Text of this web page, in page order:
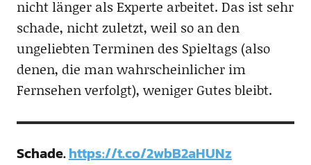
nicht länger als Experte arbeitet. Das ist sehr
schade, nicht zuletzt, weil so an den
ungeliebten Terminen des Spieltags (also
denen, die man wahrscheinlicher im
Fernsehen verfolgt), weniger Gutes bleibt.
Schade.https://t.co/2wbB2aHUNz